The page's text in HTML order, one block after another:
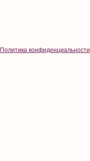
Политика конфиденциальности